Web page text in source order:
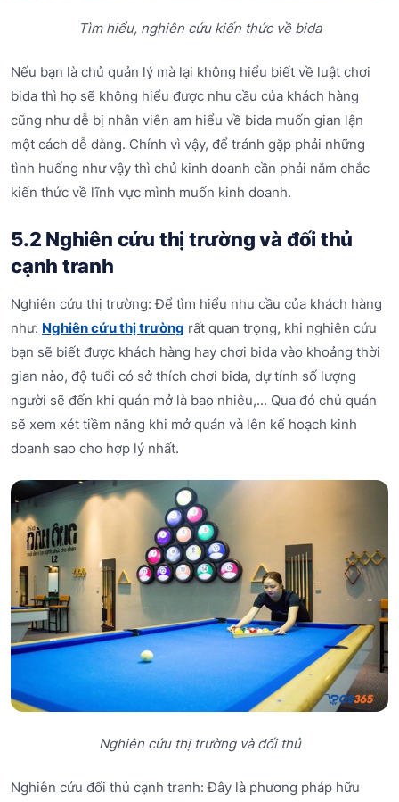
Tìm hiểu, nghiên cứu kiến thức về bida
Nếu bạn là chủ quản lý mà lại không hiểu biết về luật chơi
bida thì họ sẽ không hiểu được nhu cầu của khách hàng
cũng như dễ bị nhân viên am hiểu về bida muốn gian lận
một cách dễ dàng. Chính vì vậy, để tránh gặp phải những
tình huống như vậy thì chủ kinh doanh cần phải nắm chắc
kiến thức về lĩnh vực mình muốn kinh doanh.
5.2 Nghiên cứu thị trường và đối thủ
cạnh tranh
Nghiên cứu thị trường: Để tìm hiểu nhu cầu của khách hàng
như: Nghiên cứu thị trường rất quan trọng, khi nghiên cứu
bạn sẽ biết được khách hàng hay chơi bida vào khoảng thời
gian nào, độ tuổi có sở thích chơi bida, dự tính số lượng
người sẽ đến khi quán mở là bao nhiêu,... Qua đó chủ quán
sẽ xem xét tiềm năng khi mở quán và lên kế hoạch kinh
doanh sao cho hợp lý nhất.
Nghiên cứu thị trường và đối thủ
Nghiên cứu đối thủ cạnh tranh: Đây là phương pháp hữu